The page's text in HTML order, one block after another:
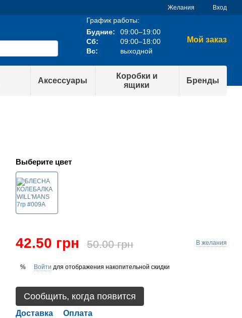
Желания Вход
График работы:
Будние:
09:00–19:00
Сб:
09:00–18:00
Вс:
выходной
Мой заказ
Аксессуары
Коробки и
ящики
Бренды
Выберите цвет
42.50 грн 50.00 грн В желания
% Войти для отображения накопительной скидки
Сообщить, когда появится
Доставка Оплата